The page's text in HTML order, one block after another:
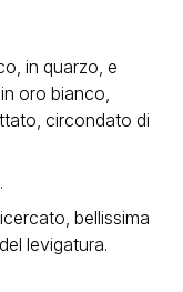
in quarzo, e
oro bianco,
circondato di
bellissima
levigatura.